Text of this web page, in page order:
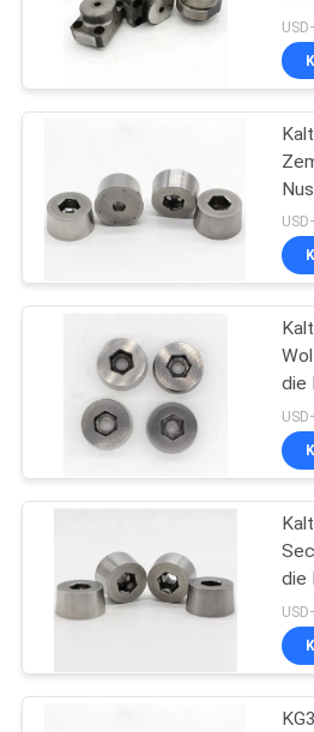
UNS
VERBINDUNG
FORDERN
SIE EIN
ZITAT
SITEMAP
die
die
von